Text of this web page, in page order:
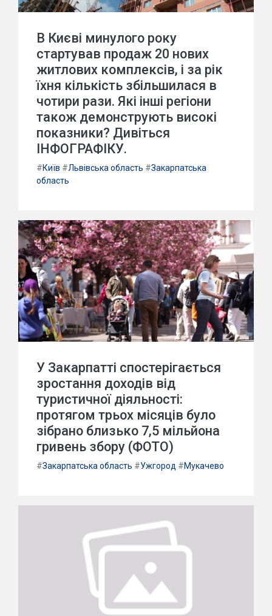
В Києві минулого року
стартував продаж 20 нових
житлових комплексів, і за рік
їхня кількість збільшилася в
чотири рази. Які інші регіони
також демонструють високі
показники? Дивіться
ІНФОГРАФІКУ.
#Київ #Львівська область #Закарпатська
область
У Закарпатті спостерігається
зростання доходів від
туристичної діяльності:
протягом трьох місяців було
зібрано близько 7,5 мільйона
гривень збору (ФОТО)
#Закарпатська область #Ужгород #Мукачево